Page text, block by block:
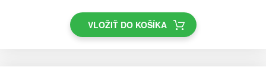
VLOŽIŤ DO KOŠÍKA